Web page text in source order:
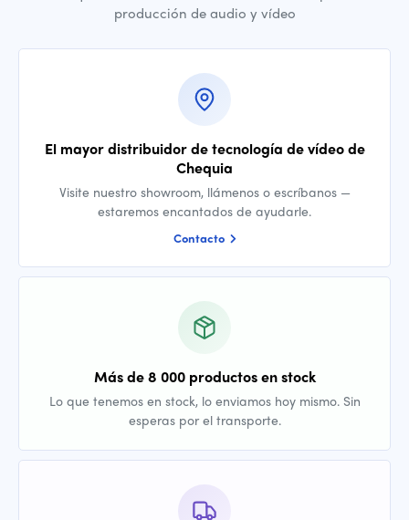
producción de audio y vídeo
El mayor distribuidor de tecnología de vídeo de
Chequia
Visite nuestro showroom, llámenos o escríbanos —
estaremos encantados de ayudarle.
Contacto
Más de 8 000 productos en stock
Lo que tenemos en stock, lo enviamos hoy mismo. Sin
esperas por el transporte.